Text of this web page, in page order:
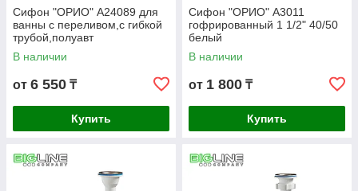
Сифон "ОРИО" А24089 для
ванны с переливом,с гибкой
трубой,полуавт
В наличии
от 6 550 ₸
Купить
Сифон "ОРИО" А3011
гофрированный 1 1/2" 40/50
белый
В наличии
от 1 800 ₸
Купить